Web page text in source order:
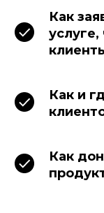
Как
Как и
Как